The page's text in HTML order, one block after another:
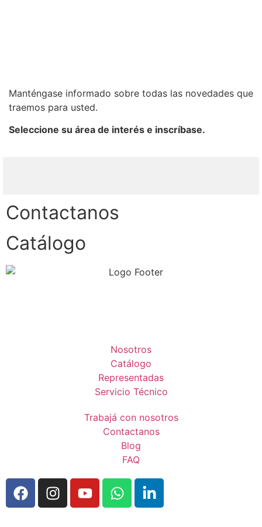
Manténgase informado sobre todas las novedades que
traemos para usted.
Seleccione su área de interés e inscríbase.
Contactanos
Catálogo
Nosotros
Catálogo
Representadas
Servicio Técnico
Trabajá con nosotros
Contactanos
Blog
FAQ